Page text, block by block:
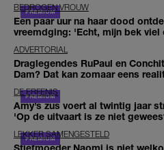
BEDROGEN VROUW
Een paar uur na haar dood
vreemdging: 'Echt, mijn bek viel
ADVERTORIAL
Draglegendes RuPaul en
Dam? Dat kan zomaar eens
DE ERFENIS
Amy’s zus voert al twintig jaar
'Op de uitvaart is ze niet
LEKKER SAMENGESTELD